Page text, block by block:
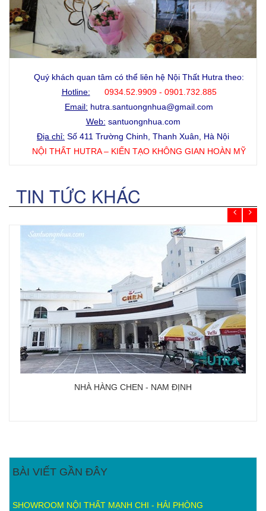
Quý khách quan tâm có thể liên hệ Nội Thất Hutra theo:
Hotline:
0934.52.9909 - 0901.732.885
Email: hutra.santuongnhua@gmail.com
Web: santuongnhua.com
Địa chỉ: Số 411 Trường Chinh, Thanh Xuân, Hà Nội
NỘI THẤT HUTRA – KIẾN TẠO KHÔNG GIAN HOÀN MỸ
TIN TỨC KHÁC
NHÀ HÀNG CHEN - NAM ĐỊNH
BÀI VIẾT GẦN ĐÂY
SHOWROOM NỘI THẤT MẠNH CHI - HẢI PHÒNG